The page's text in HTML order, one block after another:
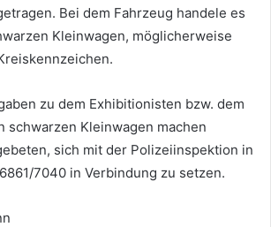
Bei dem Fahrzeug handele es
Kleinwagen, möglicherweise
zu dem Exhibitionisten bzw. dem
schwarzen Kleinwagen machen
sich mit der Polizeiinspektion in
7040 in Verbindung zu setzen.